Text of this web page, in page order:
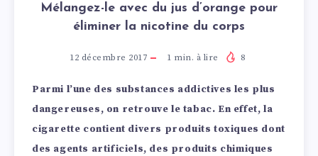
Mélangez-le avec du jus d’orange pour
éliminer la nicotine du corps
12 décembre 2017 1 min. à lire 8
Parmi l’une des substances addictives les plus
dangereuses, on retrouve le tabac. En effet, la
cigarette contient divers produits toxiques dont
des agents artificiels, des produits chimiques